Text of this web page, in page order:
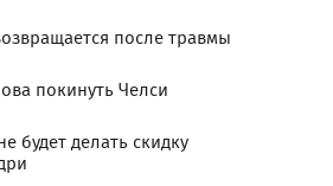
после травмы
покинуть Челси
будет делать скидку